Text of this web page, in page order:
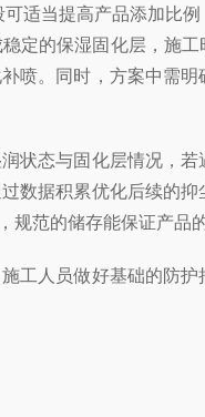
适当提高产品添加比
定的保湿固化层，施
喷。同时，方案中需
状态与固化层情况，
数据积累优化后续的
范的储存能保证产品
工人员做好基础的防